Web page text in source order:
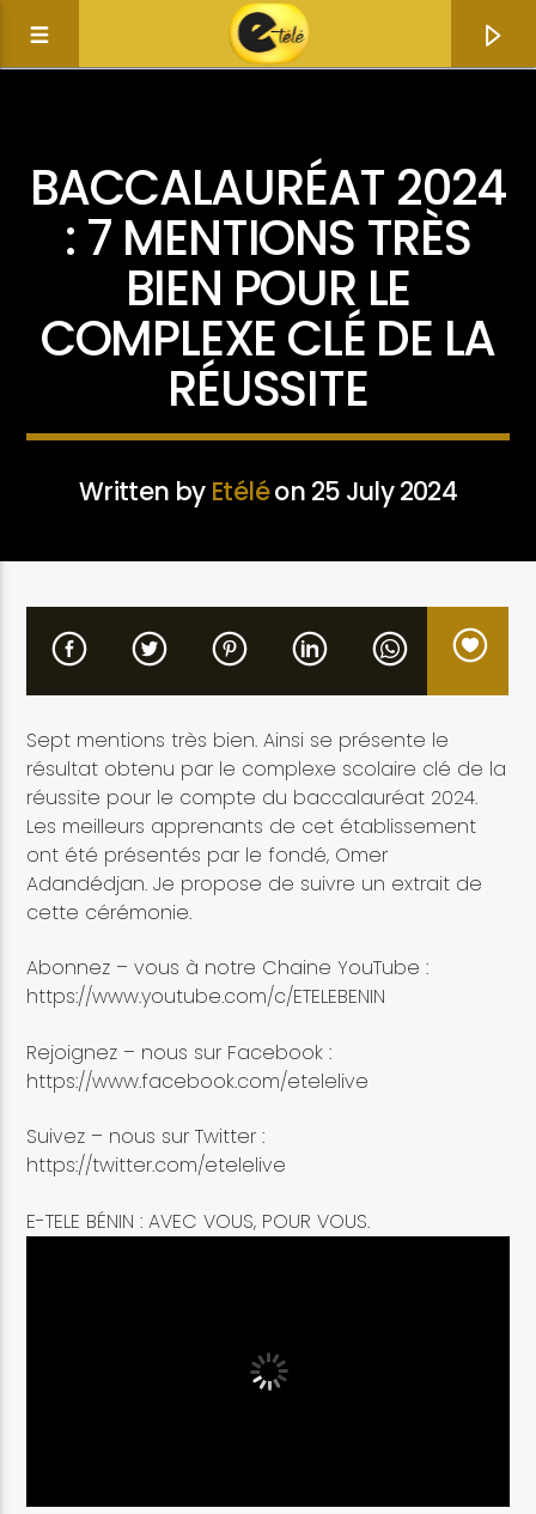
Etele en direct
BACCALAURÉAT 2024
: 7 MENTIONS TRÈS
BIEN POUR LE
COMPLEXE CLÉ DE LA
RÉUSSITE
Written by Etéléon 25 July 2024
Sept mentions très bien. Ainsi se présente le
résultat obtenu par le complexe scolaire clé de la
réussite pour le compte du baccalauréat 2024.
Les meilleurs apprenants de cet établissement
ont été présentés par le fondé, Omer
Adandédjan. Je propose de suivre un extrait de
cette cérémonie.
Abonnez – vous à notre Chaine YouTube :
https://www.youtube.com/c/ETELEBENIN
Rejoignez – nous sur Facebook :
https://www.facebook.com/etelelive
Suivez – nous sur Twitter :
https://twitter.com/etelelive
E-TELE BÉNIN : AVEC VOUS, POUR VOUS.